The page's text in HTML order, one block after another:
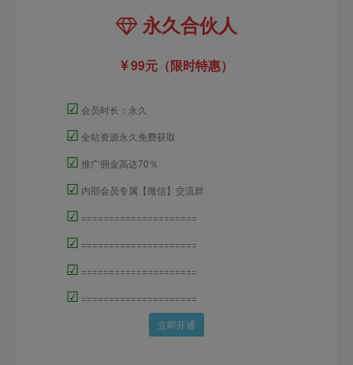
永久合伙人
99元（限时特惠）
☑ 会员时长：永久
☑ 全站资源永久免费获取
☑ 推广佣金高达70％
☑ 内部会员专属【微信】交流群
☑ =====================
☑ =====================
☑ =====================
☑ =====================
立即开通